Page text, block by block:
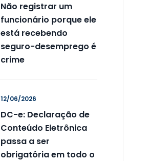
Não registrar um
funcionário porque ele
está recebendo
seguro-desemprego é
crime
12/06/2026
DC-e: Declaração de
Conteúdo Eletrônica
passa a ser
obrigatória em todo o